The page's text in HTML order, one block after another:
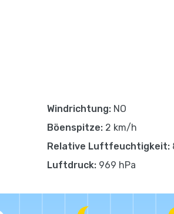
Windrichtung: NO
Böenspitze: 2 km/h
Relative Luftfeuchtigkeit:
Luftdruck: 969 hPa